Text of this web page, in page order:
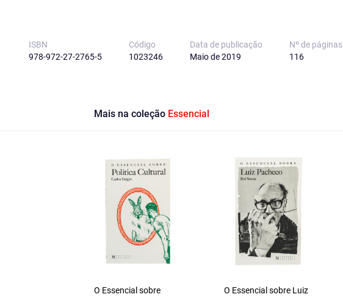
ISBN
978-972-27-2765-5
Código
1023246
Data de publicação
Maio de 2019
Nº de páginas
116
Mais na coleção Essencial
O Essencial sobre
O Essencial sobre Luiz